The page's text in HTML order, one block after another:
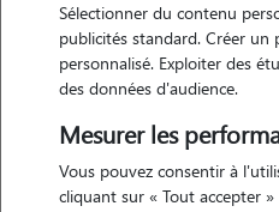
siter s'accorde à mon emploi du
m'occupe quotidiennement et
Sélectionner du contenu
publicités standard. Créer
personnalisé. Exploiter des
des données d'audience.
Mesurer les
Vous pouvez consentir à
cliquant sur « Tout accepter »